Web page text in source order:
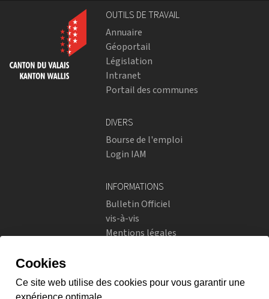
OUTILS DE TRAVAIL
Annuaire
Géoportail
Législation
Intranet
Portail des communes
DIVERS
Bourse de l'emploi
Login IAM
INFORMATIONS
Bulletin Officiel
vis-à-vis
Mentions légales